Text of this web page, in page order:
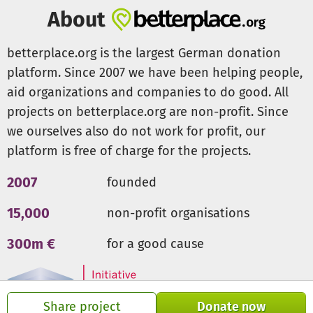
Share project Donate now
kann Kunsttherapie speziell dort Grenzen überwinden, wo
es Barrieren auf verschiedenen Ebenen gibt: sowohl
sprachlich und kulturell, als auch psychisch. Mit der Hilfe
kreativer Mittel kann ein neuer Umgang mit schwierigen
Erlebnissen ermöglicht und individuelle Ressourcen für
die oft belastende Situation im Asylland entwickelt
werden. Künstlerisches Schaffen bietet zudem einen
Handlungsspielraum, der es entmutigten und
traumatisierten Menschen ermöglichen kann zu erleben
wie sie ganz praktisch ihre Realität beeinflussen können.
schweren Erlebnisse zu verarbeiten und sich ein neues
Vielen herzlichen Dank schon heute für Ihre Unterstützung.
About
betterplace.org is the largest German donation
platform. Since 2007 we have been helping people,
aid organizations and companies to do good. All
projects on betterplace.org are non-profit. Since
we ourselves also do not work for profit, our
platform is free of charge for the projects.
2007 founded
15,000 non-profit organisations
300m € for a good cause